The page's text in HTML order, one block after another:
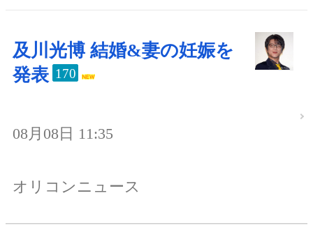
及川光博 結婚&妻の妊娠を
発表 170
08月08日 11:35
オリコンニュース